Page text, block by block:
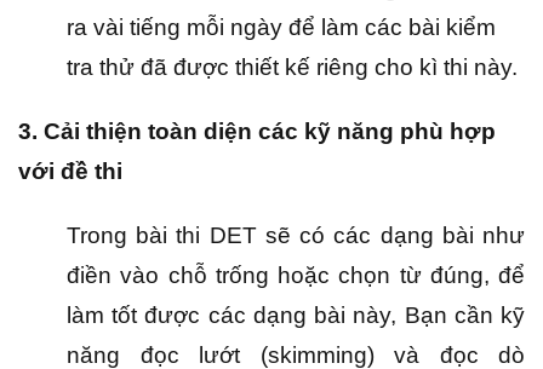
ra vài tiếng mỗi ngày để làm các bài kiểm
tra thử đã được thiết kế riêng cho kì thi này.
3. Cải thiện toàn diện các kỹ năng phù hợp
với đề thi
Trong bài thi DET sẽ có các dạng bài như
điền vào chỗ trống hoặc chọn từ đúng, để
làm tốt được các dạng bài này, Bạn cần kỹ
năng đọc lướt (skimming) và đọc dò